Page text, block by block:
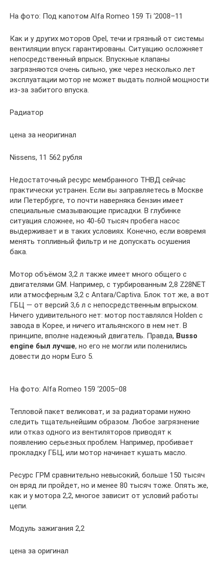
На фото: Под капотом Alfa Romeo 159 Ti ‘2008–11
Как и у других моторов Opel, течи и грязный от системы
вентиляции впуск гарантированы. Ситуацию осложняет
непосредственный впрыск. Впускные клапаны
загрязняются очень сильно, уже через несколько лет
эксплуатации мотор не может выдать полной мощности
из-за забитого впуска.
Радиатор
цена за неоригинал
Nissens, 11 562 рубля
Недостаточный ресурс мембранного ТНВД сейчас
практически устранен. Если вы заправляетесь в Москве
или Петербурге, то почти наверняка бензин имеет
специальные смазывающие присадки. В глубинке
ситуация сложнее, но 40-60 тысяч пробега насос
выдерживает и в таких условиях. Конечно, если вовремя
менять топливный фильтр и не допускать осушения
бака.
Мотор объёмом 3,2 л также имеет много общего с
двигателями GM. Например, с турбированным 2,8 Z28NET
или атмосферным 3,2 с Antara/Captiva. Блок тот же, а вот
ГБЦ — от версий 3,6 л с непосредственным впрыском.
Ничего удивительного нет: мотор поставлялся Holden с
завода в Корее, и ничего итальянского в нем нет. В
принципе, вполне надежный двигатель. Правда, Busso
engine был лучше, но его не могли или поленились
довести до норм Euro 5.
На фото: Alfa Romeo 159 ‘2005–08
Тепловой пакет великоват, и за радиаторами нужно
следить тщательнейшим образом. Любое загрязнение
или отказ одного из вентиляторов приводят к
появлению серьезных проблем. Например, пробивает
прокладку ГБЦ, или мотор начинает кушать масло.
Ресурс ГРМ сравнительно невысокий, больше 150 тысяч
он вряд ли пройдет, но и менее 80 тысяч тоже. Опять же,
как и у мотора 2,2, многое зависит от условий работы
цепи.
Модуль зажигания 2,2
цена за оригинал